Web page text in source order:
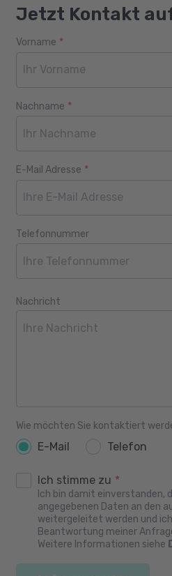
Jetzt Kontakt
Webseite
Alter
Vorname *
Nachname *
E-Mail Adresse *
Telefonnummer
Nachricht
Wie möchten Sie kontaktiert
E-Mail Telefon
Ich stimme zu *
Ich bin damit einverstanden,
angegebenen Daten an den
weitergeleitet werden und
Beantwortung meiner
Weitere Informationen siehe